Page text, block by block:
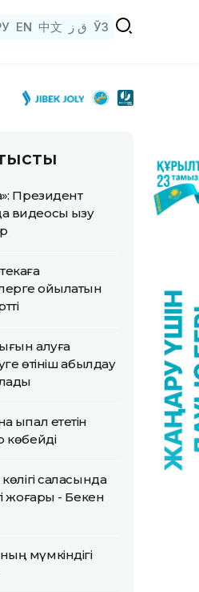
EN 中文 ق ز ЎЗ
Президент
видеосы қызу
қойылатын
алуға
өтініш қабылдау
ықпал ететін
көбейді
саласында
жоғары - Бекен
мүмкіндігі